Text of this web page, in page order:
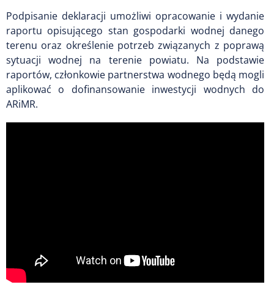
Podpisanie deklaracji umożliwi opracowanie i wydanie
raportu opisującego stan gospodarki wodnej danego
terenu oraz określenie potrzeb związanych z poprawą
sytuacji wodnej na terenie powiatu. Na podstawie
raportów, członkowie partnerstwa wodnego będą mogli
aplikować o dofinansowanie inwestycji wodnych do
ARiMR.